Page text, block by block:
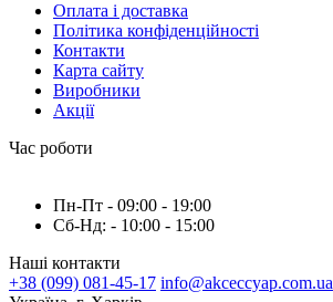
Оплата і доставка
Політика конфіденційності
Контакти
Карта сайту
Виробники
Акції
Час роботи
Пн-Пт - 09:00 - 19:00
Сб-Нд: - 10:00 - 15:00
Наші контакти
+38 (099) 081-45-17 info@akceccyap.com.ua